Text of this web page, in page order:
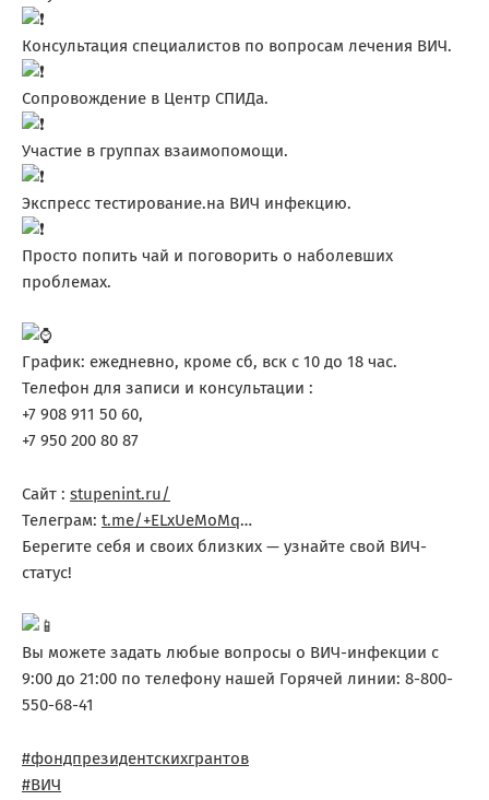
Консультация специалистов по вопросам лечения ВИЧ.
Сопровождение в Центр СПИДа.
Участие в группах взаимопомощи.
Экспресс тестирование.на ВИЧ инфекцию.
Просто попить чай и поговорить о наболевших
проблемах.
График: ежедневно, кроме сб, вск с 10 до 18 час.
Телефон для записи и консультации :
+7 908 911 50 60,
+7 950 200 80 87
Сайт : stupenint.ru/
Телеграм: t.me/+ELxUeMoMq…
Берегите себя и своих близких — узнайте свой ВИЧ-
статус!
Вы можете задать любые вопросы о ВИЧ-инфекции с
9:00 до 21:00 по телефону нашей Горячей линии: 8-800-
550-68-41
#фондпрезидентскихгрантов
#ВИЧ